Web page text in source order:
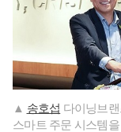
▲ 송호섭 다이닝브
스마트 주문 시스템